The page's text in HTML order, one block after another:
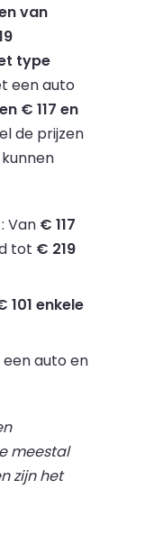
van
type
een auto
€ 117 en
de prijzen
: Van € 117
tot € 219
101 enkele
auto en
meestal
zijn het